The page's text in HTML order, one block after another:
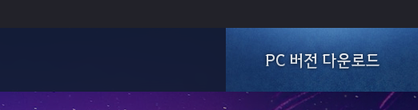
PC 버전 다운로드